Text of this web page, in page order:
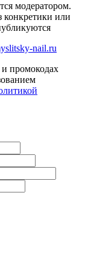
модератором.
конкретики или
nail.ru
и промокодах